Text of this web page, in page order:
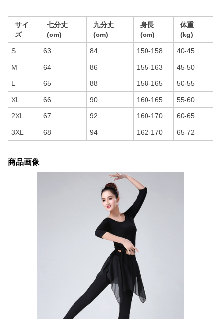
サイ
ズ
七分丈
(cm)
九分丈
(cm)
身長
(cm)
体重
(kg)
S 63 84 150-158 40-45
M 64 86 155-163 45-50
L 65 88 158-165 50-55
XL 66 90 160-165 55-60
2XL 67 92 160-170 60-65
3XL 68 94 162-170 65-72
商品画像